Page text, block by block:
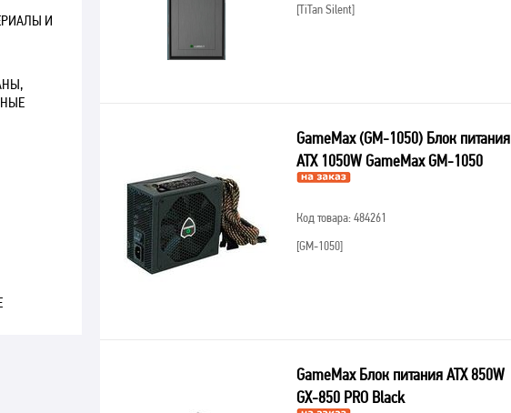
И
[TiTan Silent]
GameMax (GM-1050) Блок питания
ATX 1050W GameMax GM-1050
Код товара: 484261
[GM-1050]
GameMax Блок питания ATX 850W
GX-850 PRO Black